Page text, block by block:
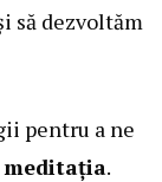
să dezvoltăm
pentru a ne
meditația.